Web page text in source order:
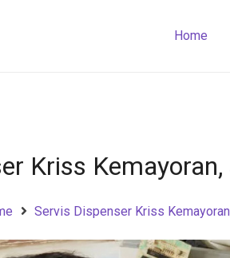
Home
Kriss
Servis Dispenser Kriss